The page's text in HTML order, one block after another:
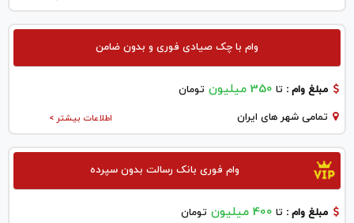
وام با چک صیادی فوری و بدون ضامن
مبلغ وام : تا 350 میلیون تومان
اطلاعات بیشتر > تمامی شهر های ایران
وام فوری بانک رسالت بدون سپرده
مبلغ وام : تا 400 میلیون تومان